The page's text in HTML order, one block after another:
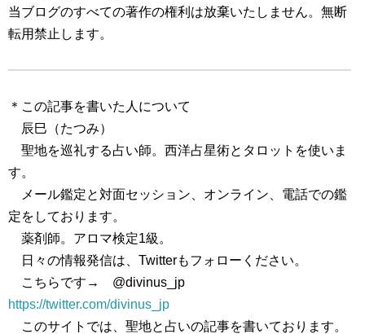
当ブログのすべての著作の権利は放棄いたしません。無断
転用禁止します。
＊この記事を書いた人について
辰巳（たつみ）
聖地を巡礼する占い師。西洋占星術とタロットを使いま
す。
メール鑑定と対面セッション、オンライン、電話での鑑
定をしております。
薬剤師。アロマ検定1級。
日々の情報発信は、Twitterもフォローください。
こちらです→ @divinus_jp
https://twitter.com/divinus_jp
このサイトでは、聖地と占いの記事を書いております。